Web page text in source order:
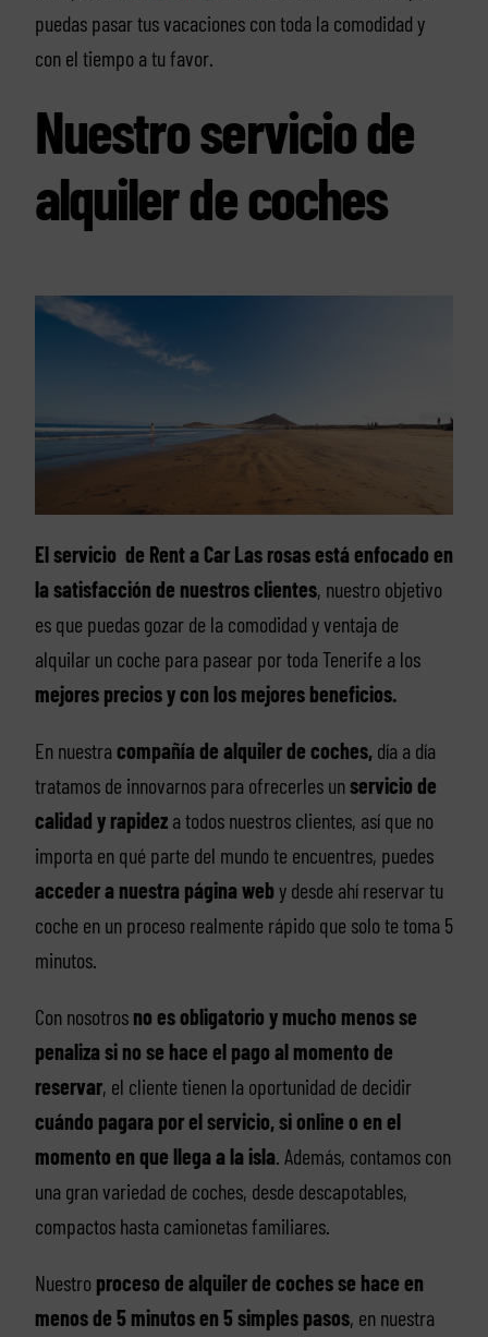
puedas pasar tus vacaciones con toda la comodidad y
con el tiempo a tu favor.
Nuestro servicio de
alquiler de coches
El servicio de Rent a Car Las rosas está enfocado en
la satisfacción de nuestros clientes, nuestro objetivo
es que puedas gozar de la comodidad y ventaja de
alquilar un coche para pasear por toda Tenerife a los
mejores precios y con los mejores beneficios.
En nuestra compañía de alquiler de coches,día a día
tratamos de innovarnos para ofrecerles unservicio de
calidad y rapideza todos nuestros clientes, así que no
importa en qué parte del mundo te encuentres, puedes
acceder a nuestra página web y desde ahí reservar tu
coche en un proceso realmente rápido que solo te toma 5
minutos.
Con nosotros no es obligatorio y mucho menos se
penaliza si no se hace el pago al momento de
reservar, el cliente tienen la oportunidad de decidir
cuándo pagara por el servicio, si online o en el
momento en que llega a la isla . Además, contamos con
una gran variedad de coches, desde descapotables,
compactos hasta camionetas familiares.
Nuestro proceso de alquiler de coches se hace en
menos de 5 minutos en 5 simples pasos, en nuestra